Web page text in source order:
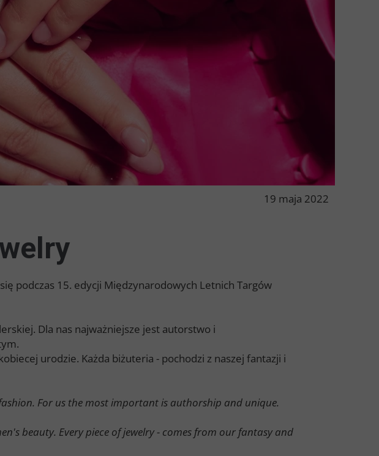
19 maja 2022
podczas 15. edycji Międzynarodowych Letnich Targów
Dla nas najważniejsze jest autorstwo i
urodzie. Każda biżuteria - pochodzi z naszej fantazji i
For us the most important is authorship and unique.
beauty. Every piece of jewelry - comes from our fantasy and